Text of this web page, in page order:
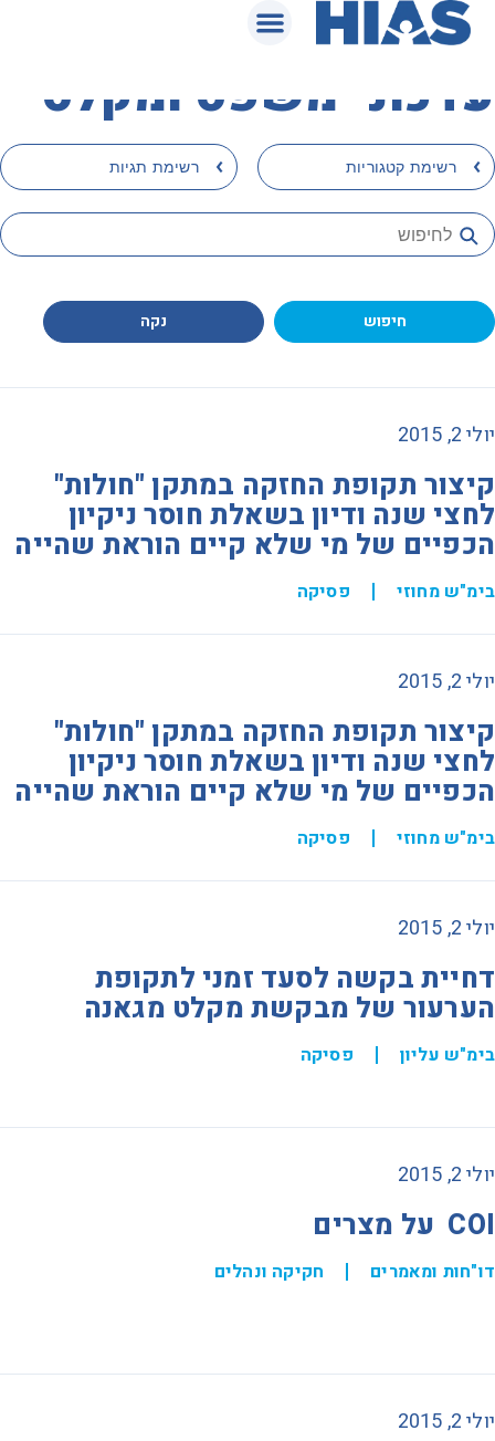
עדכוני משפט ומקלט
› רשימת קטגוריות › רשימת תגיות
חיפוש נקה
יולי 2, 2015
קיצור תקופת החזקה במתקן "חולות"
לחצי שנה ודיון בשאלת חוסר ניקיון
הכפיים של מי שלא קיים הוראת שהייה
בימ"ש מחוזי פסיקה
יולי 2, 2015
קיצור תקופת החזקה במתקן "חולות"
לחצי שנה ודיון בשאלת חוסר ניקיון
הכפיים של מי שלא קיים הוראת שהייה
בימ"ש מחוזי פסיקה
יולי 2, 2015
דחיית בקשה לסעד זמני לתקופת
הערעור של מבקשת מקלט מגאנה
בימ"ש עליון פסיקה
יולי 2, 2015
COI על מצרים
דו"חות ומאמרים חקיקה ונהלים
יולי 2, 2015